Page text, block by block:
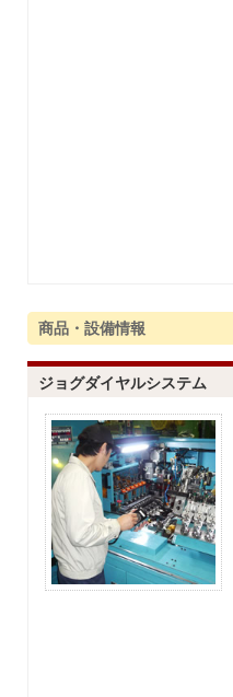
商品・設備情報
ジョグダイヤルシステム